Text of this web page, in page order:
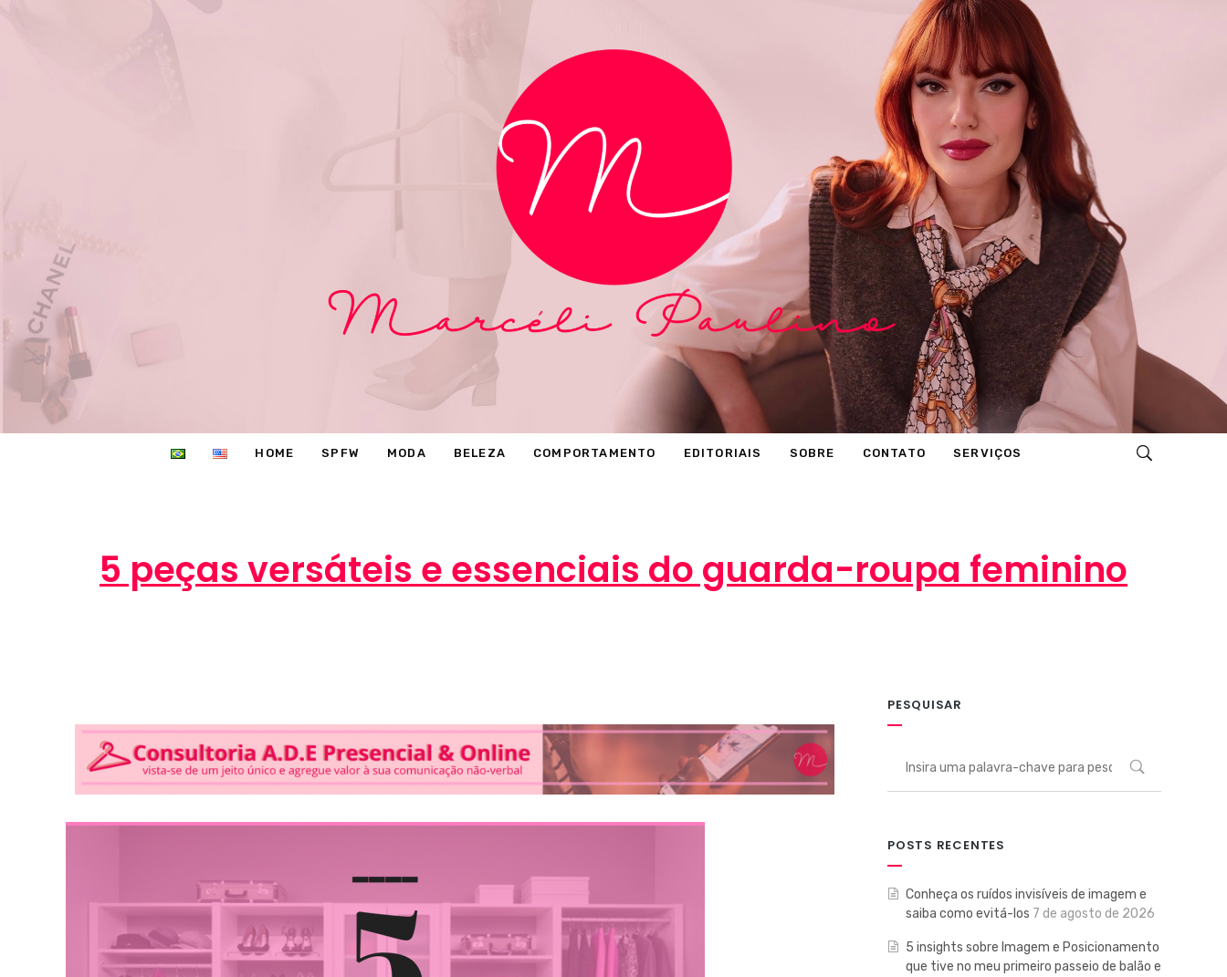
HOME SPFW MODA BELEZA COMPORTAMENTO EDITORIAIS SOBRE CONTATO SERVIÇOS
5 peças versáteis e essenciais do guarda-roupa feminino
PESQUISAR
POSTS RECENTES
Conheça os ruídos invisíveis de imagem e
saiba como evitá-los 7 de agosto de 2026
5 insights sobre Imagem e Posicionamento
que tive no meu primeiro passeio de balão e